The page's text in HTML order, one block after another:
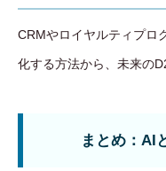
CRMやロイヤルティプロ
化する方法から、未来の
まとめ：AI